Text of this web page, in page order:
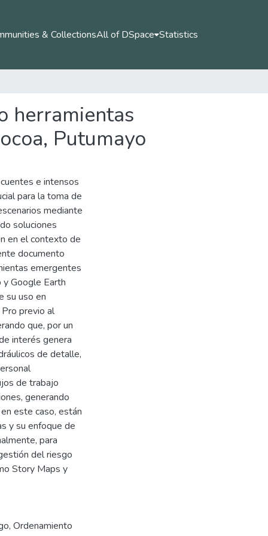
& CollectionsAll of DSpace Statistics
herramientas
Putumayo
e intensos
para la toma de
mediante
soluciones
en el contexto de
documento
emergentes
y Google Earth
su uso en
previo al
que, por un
interés genera
de detalle,
de trabajo
generando
este caso, están
y su enfoque de
para
del riesgo
Story Maps y
, Ordenamiento